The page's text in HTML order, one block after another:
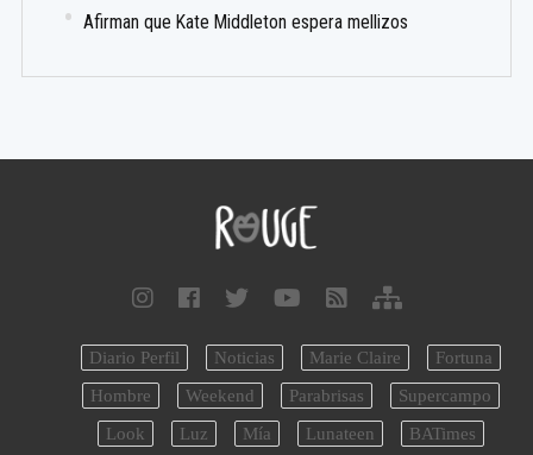
Afirman que Kate Middleton espera mellizos
Diario Perfil Noticias Marie Claire
Fortuna
Hombre
Weekend Parabrisas
Supercampo
Look
Luz Mía Lunateen BATimes